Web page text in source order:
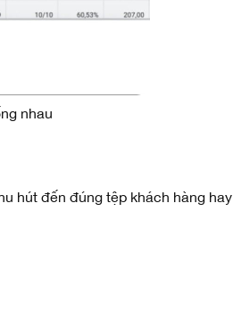
nhau
hút đến đúng tệp khách hàng hay